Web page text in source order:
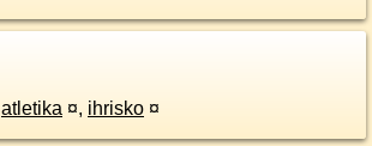
atletika ¤, ihrisko ¤